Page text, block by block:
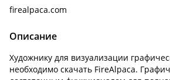
firealpaca.com
Описание
Художнику для визуализации
необходимо скачать FireAlpaca.